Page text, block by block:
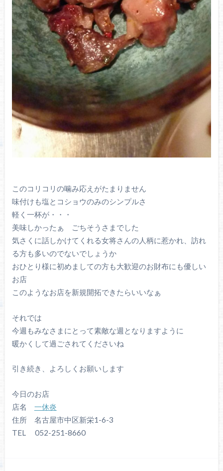
このコリコリの噛み応えがたまりません
味付けも塩とコショウのみのシンプルさ
軽く一杯が・・・
美味しかったぁ ごちそうさまでした
気さくに話しかけてくれる女将さんの人柄に惹かれ、訪れ
る方も多いのでないでしょうか
おひとり様に初めましての方も大歓迎のお財布にも優しい
お店
このようなお店を新規開拓できたらいいなぁ
それでは
今週もみなさまにとって素敵な週となりますように
暖かくして過ごされてくださいね
引き続き、よろしくお願いします
今日のお店
店名 一休炎
住所 名古屋市中区新栄1-6-3
TEL 052-251-8660